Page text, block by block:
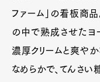
ファーム」の看板商
の中で熟成させたヨ
濃厚クリームと爽や
なめらかで、てんさ